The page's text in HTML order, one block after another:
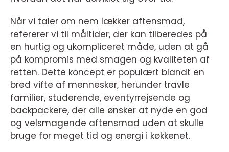
Når vi taler om nem lækker aftensmad,
refererer vi til måltider, der kan tilberedes på
en hurtig og ukompliceret måde, uden at gå
på kompromis med smagen og kvaliteten af
retten. Dette koncept er populært blandt en
bred vifte af mennesker, herunder travle
familier, studerende, eventyrrejsende og
backpackere, der alle ønsker at nyde en god
og velsmagende aftensmad uden at skulle
bruge for meget tid og energi i køkkenet.